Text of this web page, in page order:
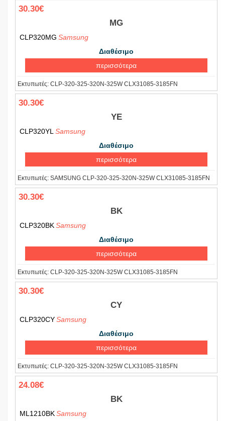
30.30€
MG
CLP320MG Samsung
Διαθέσιμο
περισσότερα
Εκτυπωτές: CLP-320-325-320N-325W CLX31085-3185FN
30.30€
YE
CLP320YL Samsung
Διαθέσιμο
περισσότερα
Εκτυπωτές: SAMSUNG CLP-320-325-320N-325W CLX31085-3185FN
30.30€
BK
CLP320BKSamsung
Διαθέσιμο
περισσότερα
Εκτυπωτές: CLP-320-325-320N-325W CLX31085-3185FN
30.30€
CY
CLP320CYSamsung
Διαθέσιμο
περισσότερα
Εκτυπωτές: CLP-320-325-320N-325W CLX31085-3185FN
24.08€
BK
ML1210BKSamsung